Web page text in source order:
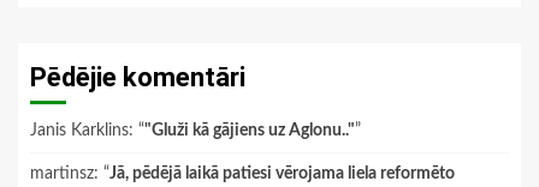
Pēdējie komentāri
Janis Karklins: “"Gluži kā gājiens uz Aglonu.."”
martinsz: “Jā, pēdējā laikā patiesi vērojama liela reformēto